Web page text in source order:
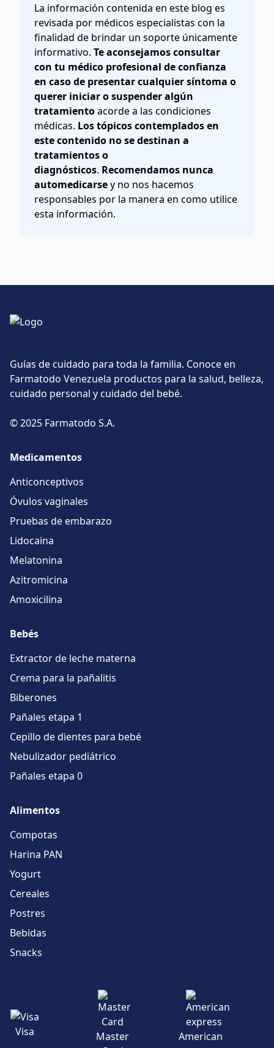
La información contenida en este blog es
revisada por médicos especialistas con la
finalidad de brindar un soporte únicamente
informativo. Te aconsejamos consultar
con tu médico profesional de confianza
en caso de presentar cualquier síntoma o
querer iniciar o suspender algún
tratamientoacorde a las condiciones
médicas. Los tópicos contemplados en
este contenido no se destinan a
tratamientos o
diagnósticos. Recomendamos nunca
automedicarsey no nos hacemos
responsables por la manera en como utilice
esta información.
Guías de cuidado para toda la familia. Conoce en
Farmatodo Venezuela productos para la salud, belleza,
cuidado personal y cuidado del bebé.
© 2025 Farmatodo S.A.
Medicamentos
Anticonceptivos
Óvulos vaginales
Pruebas de embarazo
Lidocaina
Melatonina
Azitromicina
Amoxicilina
Bebés
Extractor de leche materna
Crema para la pañalitis
Biberones
Pañales etapa 1
Cepillo de dientes para bebé
Nebulizador pediátrico
Pañales etapa 0
Alimentos
Compotas
Harina PAN
Yogurt
Cereales
Postres
Bebidas
Snacks
Visa
Master
American